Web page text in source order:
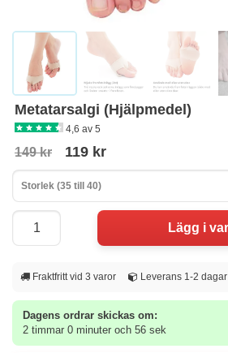
Metatarsalgi (Hjälpmedel)
4,6 av 5
149 kr 119 kr
Storlek (35 till 40)
Fraktfritt vid 3 varor Leverans 1-2 dagar
Dagens ordrar skickas om:
2 timmar 0 minuter och 56 sek